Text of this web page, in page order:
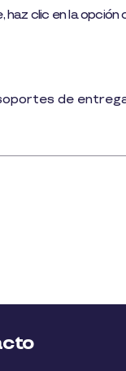
haz clic en la
de